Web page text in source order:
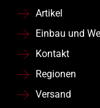
Artikel
Einbau und
Kontakt
Regionen
Versand